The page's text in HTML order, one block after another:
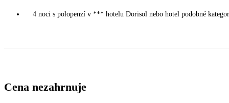
4 noci s polopenzí v *** hotelu Dorisol nebo hotel podobné
Cena nezahrnuje